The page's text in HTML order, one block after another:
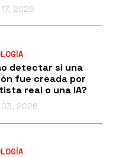
2026
detectar si una
fue creada por
real o una IA?
03, 2026